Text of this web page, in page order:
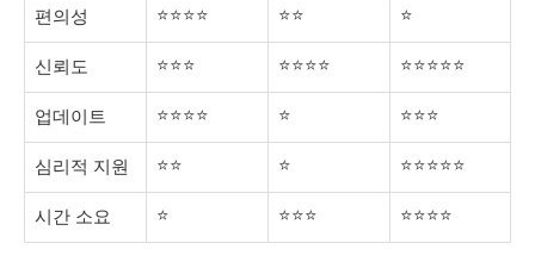
편의성 ⭐⭐⭐⭐ ⭐⭐ ⭐
신뢰도 ⭐⭐⭐ ⭐⭐⭐⭐ ⭐⭐⭐⭐⭐
업데이트 ⭐⭐⭐⭐ ⭐ ⭐⭐⭐
심리적 지원 ⭐⭐ ⭐ ⭐⭐⭐⭐⭐
시간 소요 ⭐ ⭐⭐⭐ ⭐⭐⭐⭐